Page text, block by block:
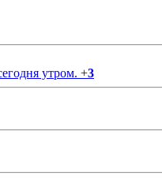
утром. +3